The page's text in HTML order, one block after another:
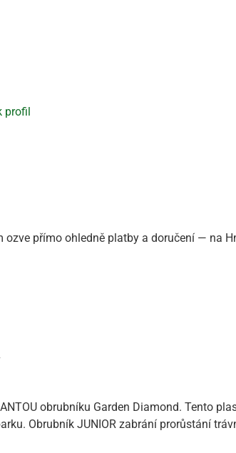
profil
přímo ohledně platby a doručení — na
obrubníku Garden Diamond. Tento
Obrubník JUNIOR zabrání prorůstání